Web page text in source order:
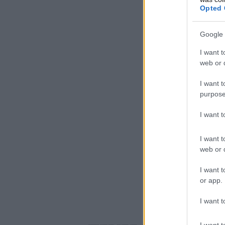
Opted
Google
I want
web or
I want
I want
I want
web or
I want
or app.
I want